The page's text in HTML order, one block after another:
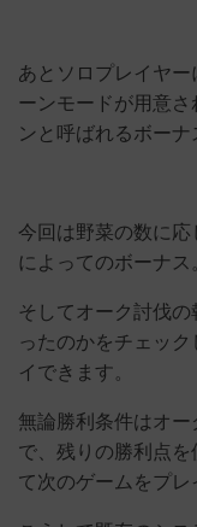
あとソロプレイヤ
ーンモードが用意
ンと呼ばれるボーナ
今回は野菜の数に
によってのボーナス
そしてオーク討伐
ったのかをチェッ
イできます。
無論勝利条件はオ
で、残りの勝利点
て次のゲームをプレ